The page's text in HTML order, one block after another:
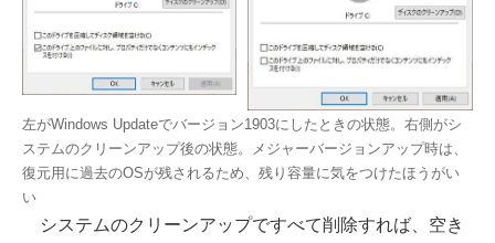
左がWindows Updateでバージョン1903にしたときの状態。右側がシ
ステムのクリーンアップ後の状態。メジャーバージョンアップ時は、
復元用に過去のOSが残されるため、残り容量に気をつけたほうがい
い
システムのクリーンアップですべて削除すれば、空き